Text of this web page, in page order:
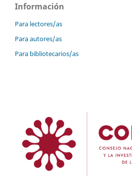
Información
Para lectores/as
Para autores/as
Para bibliotecarios/as